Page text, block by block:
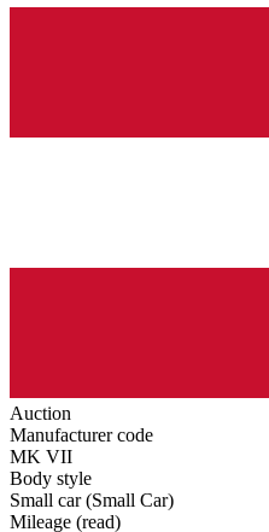
Auction
Manufacturer code
MK VII
Body style
Small car (Small Car)
Mileage (read)